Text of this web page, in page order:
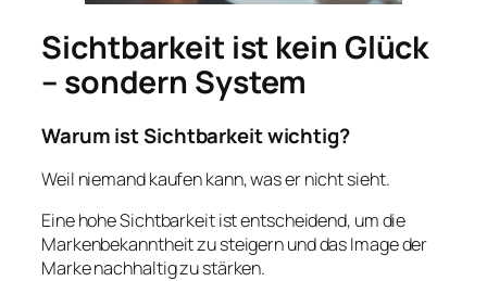
Sichtbarkeit ist kein Glück
– sondern System
Warum ist Sichtbarkeit wichtig?
Weil niemand kaufen kann, was er nicht sieht.
Eine hohe Sichtbarkeit ist entscheidend, um die
Markenbekanntheit zu steigern und das Image der
Marke nachhaltig zu stärken.